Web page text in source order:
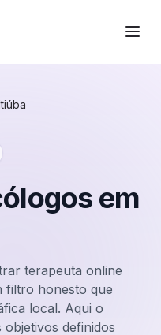
em
terapeuta online
filtro honesto que
local. Aqui o
definidos